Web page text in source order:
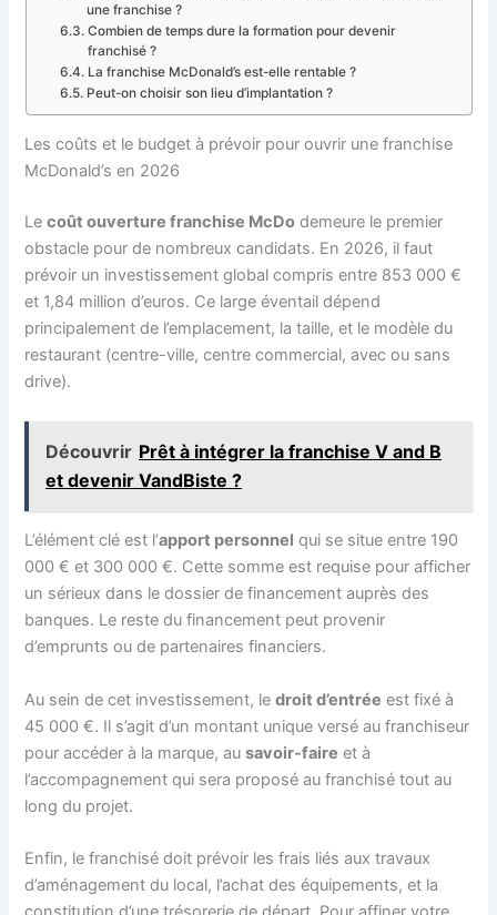
une franchise ?
Combien de temps dure la formation pour devenir
franchisé ?
La franchise McDonald’s est-elle rentable ?
Peut-on choisir son lieu d’implantation ?
Les coûts et le budget à prévoir pour ouvrir une franchise
McDonald’s en 2026
Lecoût ouverture franchise McDo demeure le premier
obstacle pour de nombreux candidats. En 2026, il faut
prévoir un investissement global compris entre 853 000 €
et 1,84 million d’euros. Ce large éventail dépend
principalement de l’emplacement, la taille, et le modèle du
restaurant (centre-ville, centre commercial, avec ou sans
drive).
Découvrir Prêt à intégrer la franchise V and B
et devenir VandBiste ?
L’élément clé est l’apport personnel qui se situe entre 190
000 € et 300 000 €. Cette somme est requise pour afficher
un sérieux dans le dossier de financement auprès des
banques. Le reste du financement peut provenir
d’emprunts ou de partenaires financiers.
Au sein de cet investissement, ledroit d’entrée est fixé à
45 000 €. Il s’agit d’un montant unique versé au franchiseur
pour accéder à la marque, ausavoir-faire et à
l’accompagnement qui sera proposé au franchisé tout au
long du projet.
Enfin, le franchisé doit prévoir les frais liés aux travaux
d’aménagement du local, l’achat des équipements, et la